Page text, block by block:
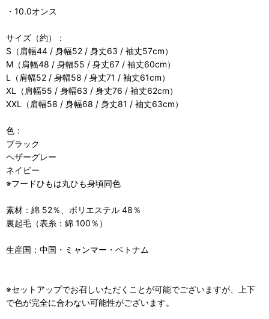
・10.0オンス
サイズ（約）：
S（肩幅44 / 身幅52 / 身丈63 / 袖丈57cm）
M（肩幅48 / 身幅55 / 身丈67 / 袖丈60cm）
L（肩幅52 / 身幅58 / 身丈71 / 袖丈61cm）
XL（肩幅55 / 身幅63 / 身丈76 / 袖丈62cm）
XXL（肩幅58 / 身幅68 / 身丈81 / 袖丈63cm）
色：
ブラック
ヘザーグレー
ネイビー
※フードひもは丸ひも身頃同色
素材：綿 52％、ポリエステル 48％
裏起毛（表糸：綿 100％）
生産国：中国・ミャンマー・ベトナム
※セットアップでお召しいただくことが可能でございますが、上下
で色が完全に合わない可能性がございます。